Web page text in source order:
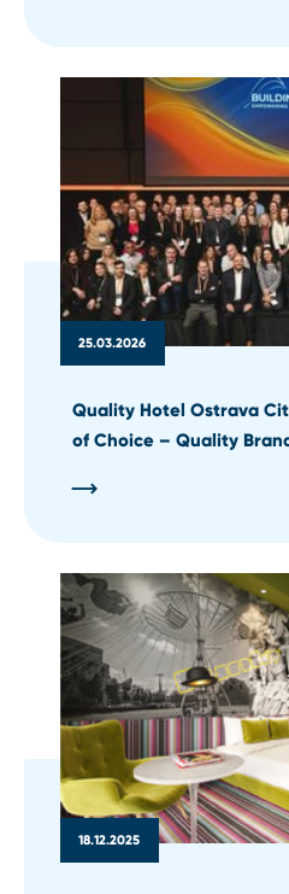
25.03.2026
Quality Hotel Ostrava
of Choice – Quality
18.12.2025